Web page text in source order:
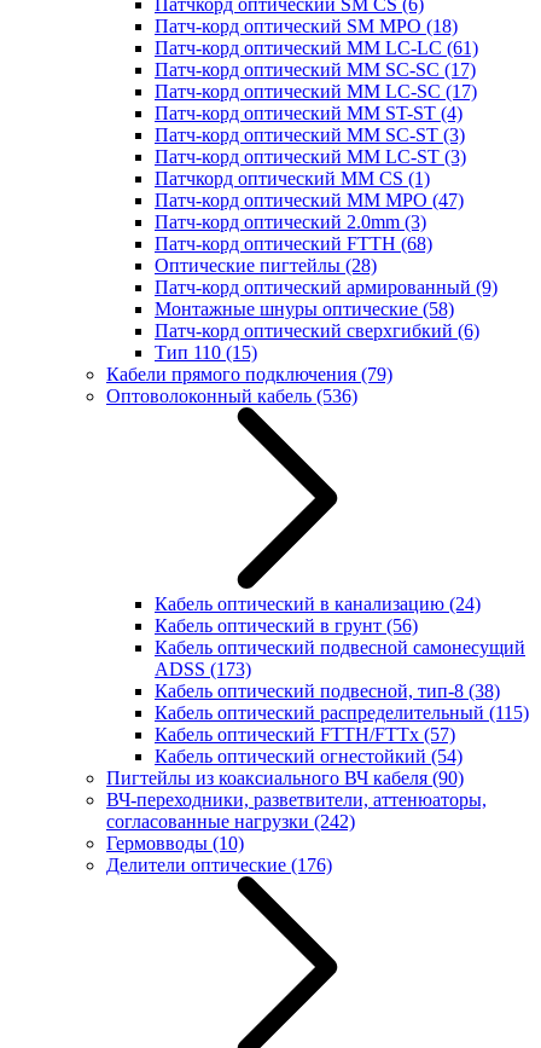
Патчкорд оптический SM CS (6)
Патч-корд оптический SM MPO (18)
Патч-корд оптический MM LC-LC (61)
Патч-корд оптический MM SC-SC (17)
Патч-корд оптический MM LC-SC (17)
Патч-корд оптический MM ST-ST (4)
Патч-корд оптический MM SC-ST (3)
Патч-корд оптический MM LC-ST (3)
Патчкорд оптический MM CS (1)
Патч-корд оптический MM MPO (47)
Патч-корд оптический 2.0mm (3)
Патч-корд оптический FTTH (68)
Оптические пигтейлы (28)
Патч-корд оптический армированный (9)
Монтажные шнуры оптические (58)
Патч-корд оптический сверхгибкий (6)
Тип 110 (15)
Кабели прямого подключения (79)
Оптоволоконный кабель (536)
Кабель оптический в канализацию (24)
Кабель оптический в грунт (56)
Кабель оптический подвесной самонесущий
ADSS (173)
Кабель оптический подвесной, тип-8 (38)
Кабель оптический распределительный (115)
Кабель оптический FTTH/FTTx (57)
Кабель оптический огнестойкий (54)
Пигтейлы из коаксиального ВЧ кабеля (90)
ВЧ-переходники, разветвители, аттенюаторы,
согласованные нагрузки (242)
Гермовводы (10)
Делители оптические (176)